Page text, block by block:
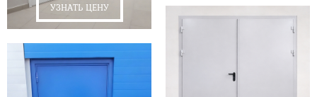
УЗНАТЬ ЦЕНУ